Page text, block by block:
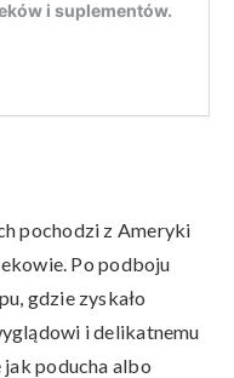
pochodzi z Ameryki
Po podboju
gdzie zyskało
i delikatnemu
poducha albo